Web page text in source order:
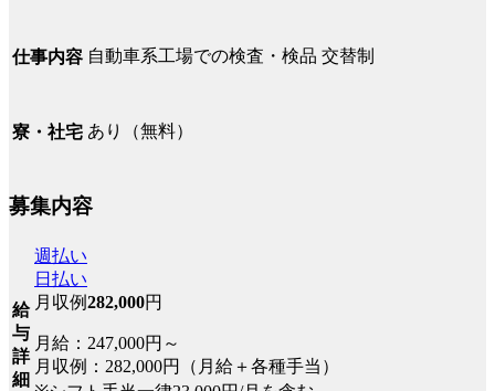
仕事内容 自動車系工場での検査・検品 交替制
寮・社宅 あり（無料）
募集内容
給
与
詳
細
週払い
日払い
月収例282,000円
月給：247,000円～
月収例：282,000円（月給＋各種手当）